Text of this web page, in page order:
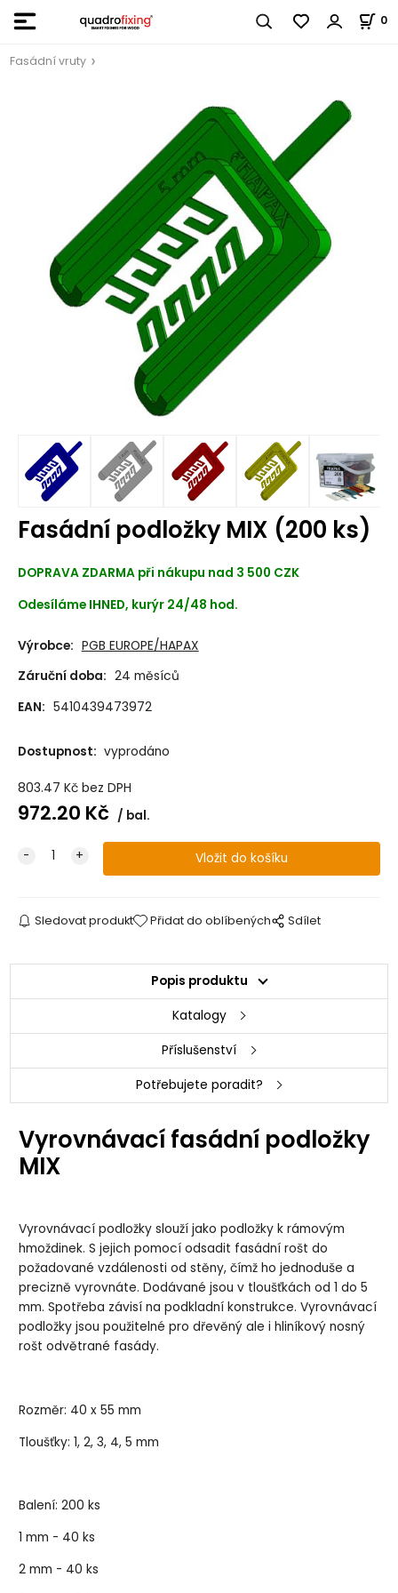
0
Fasádní vruty
Fasádní podložky MIX (200 ks)
DOPRAVA ZDARMA při nákupu nad 3 500 CZK
Odesíláme IHNED, kurýr 24/48 hod.
Výrobce: PGB EUROPE/HAPAX
Záruční doba: 24 měsíců
EAN: 5410439473972
Dostupnost: vyprodáno
803.47 Kč bez DPH
972.20 Kč bal.
Sledovat produkt Přidat do oblíbených Sdílet
Popis produktu
Katalogy
Příslušenství
Potřebujete poradit?
Vyrovnávací fasádní podložky
MIX
Vyrovnávací podložky slouží jako podložky k rámovým
hmoždinek. S jejich pomocí odsadit fasádní rošt do
požadované vzdálenosti od stěny, čímž ho jednoduše a
precizně vyrovnáte. Dodávané jsou v tloušťkách od 1 do 5
mm. Spotřeba závisí na podkladní konstrukce. Vyrovnávací
podložky jsou použitelné pro dřevěný ale i hliníkový nosný
rošt odvětrané fasády.
Rozměr: 40 x 55 mm
Tloušťky: 1, 2, 3, 4, 5 mm
Balení: 200 ks
1 mm - 40 ks
2 mm - 40 ks